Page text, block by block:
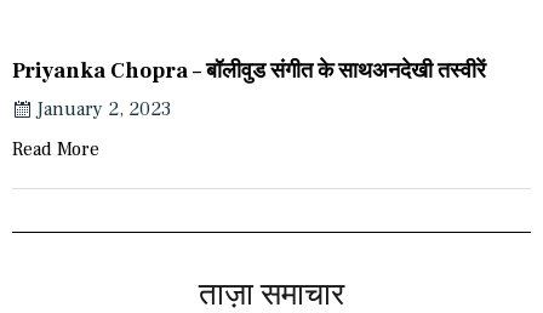
Priyanka Chopra – बॉलीवुड संगीत के साथअनदेखी तस्वीरें
January 2, 2023
Read More
ताज़ा समाचार